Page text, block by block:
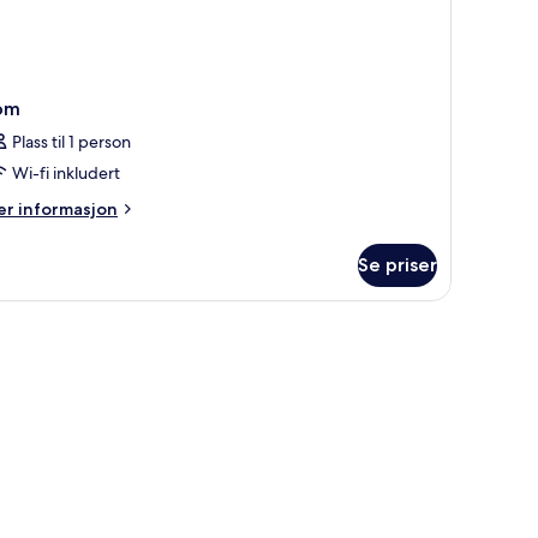
Plass til 1 person
Wi-fi inkludert
informasjon
Se priser